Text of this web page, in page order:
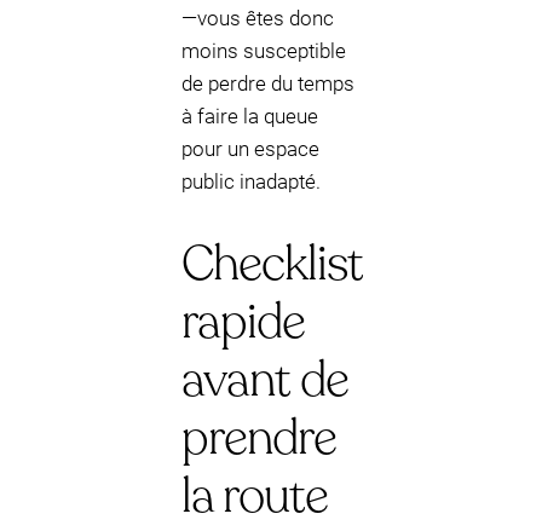
—vous êtes donc
moins susceptible
de perdre du temps
à faire la queue
pour un espace
public inadapté.
Checklist
rapide
avant de
prendre
la route